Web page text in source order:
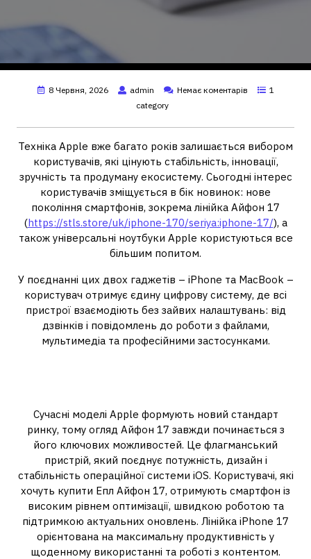
8 Червня, 2026 admin Немає коментарів
1
category
Техніка Apple вже багато років залишається вибором
користувачів, які цінують стабільність, інновації,
зручність та продуману екосистему. Сьогодні інтерес
користувачів зміщується в бік новинок: нове
покоління смартфонів, зокрема лінійка Айфон 17
(https://stls.store/uk/iphone-170/seriya:iphone-17/), а
також універсальні ноутбуки Apple користуються все
більшим попитом.
У поєднанні цих двох гаджетів – iPhone та MacBook –
користувач отримує єдину цифрову систему, де всі
пристрої взаємодіють без зайвих налаштувань: від
дзвінків і повідомлень до роботи з файлами,
мультимедіа та професійними застосунками.
Сучасні моделі Apple формують новий стандарт
ринку, тому огляд Айфон 17 завжди починається з
його ключових можливостей. Це флагманський
пристрій, який поєднує потужність, дизайн і
стабільність операційної системи iOS. Користувачі, які
хочуть купити Епл Айфон 17, отримують смартфон із
високим рівнем оптимізації, швидкою роботою та
підтримкою актуальних оновлень. Лінійка iPhone 17
орієнтована на максимальну продуктивність у
щоденному використанні та роботі з контентом.